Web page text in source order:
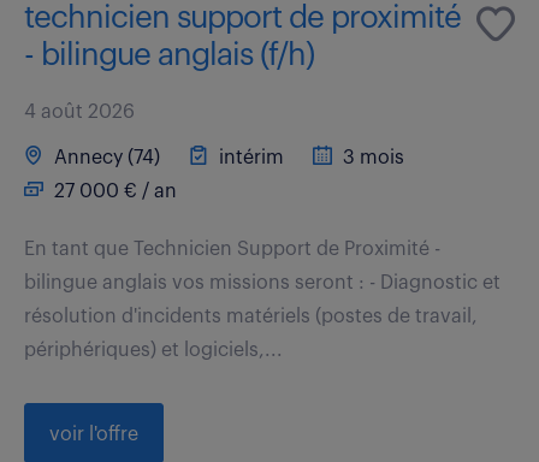
technicien support de proximité
- bilingue anglais (f/h)
4 août 2026
Annecy (74) intérim
3 mois
27 000 € / an
En tant que Technicien Support de Proximité -
bilingue anglais vos missions seront : - Diagnostic et
résolution d'incidents matériels (postes de travail,
périphériques) et logiciels,...
voir l'offre